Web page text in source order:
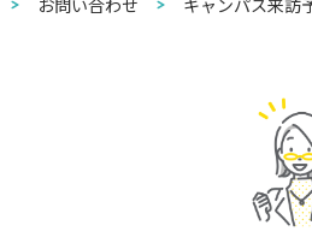
お問い合わせ キャンパス来訪